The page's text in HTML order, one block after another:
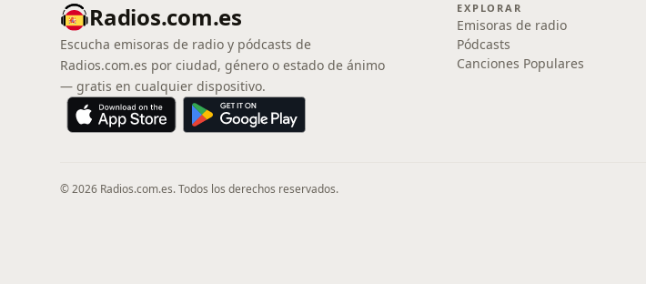
Radios.com.es
Escucha emisoras de radio y pódcasts de
Radios.com.es por ciudad, género o estado de ánimo
— gratis en cualquier dispositivo.
EXPLORAR
Emisoras de radio
Pódcasts
Canciones Populares
© 2026 Radios.com.es. Todos los derechos reservados.